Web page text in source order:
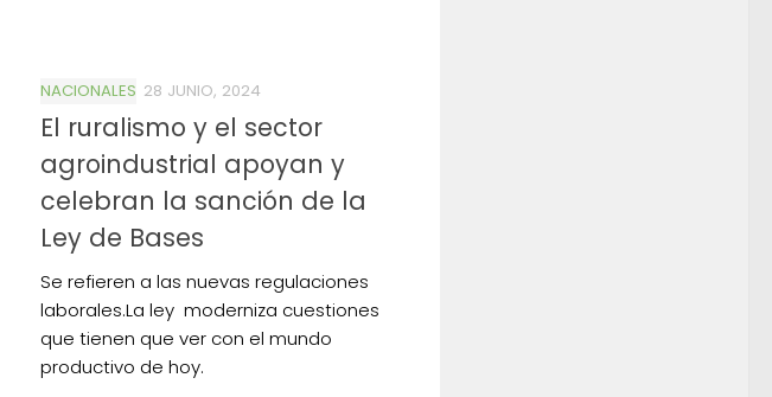
NACIONALES 28 JUNIO, 2024
El ruralismo y el sector
agroindustrial apoyan y
celebran la sanción de la
Ley de Bases
Se refieren a las nuevas regulaciones
laborales.La ley moderniza cuestiones
que tienen que ver con el mundo
productivo de hoy.